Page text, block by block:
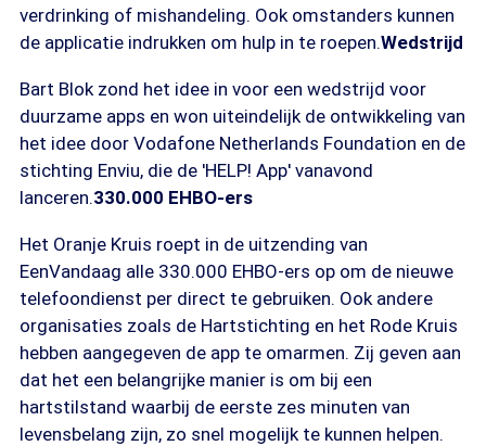
verdrinking of mishandeling. Ook omstanders kunnen
de applicatie indrukken om hulp in te roepen.Wedstrijd
Bart Blok zond het idee in voor een wedstrijd voor
duurzame apps en won uiteindelijk de ontwikkeling van
het idee door Vodafone Netherlands Foundation en de
stichting Enviu, die de 'HELP! App' vanavond
lanceren.330.000 EHBO-ers
Het Oranje Kruis roept in de uitzending van
EenVandaag alle 330.000 EHBO-ers op om de nieuwe
telefoondienst per direct te gebruiken. Ook andere
organisaties zoals de Hartstichting en het Rode Kruis
hebben aangegeven de app te omarmen. Zij geven aan
dat het een belangrijke manier is om bij een
hartstilstand waarbij de eerste zes minuten van
levensbelang zijn, zo snel mogelijk te kunnen helpen.